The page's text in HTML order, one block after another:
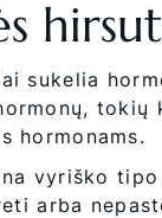
sukelia
hormonams.
vyriško
arba